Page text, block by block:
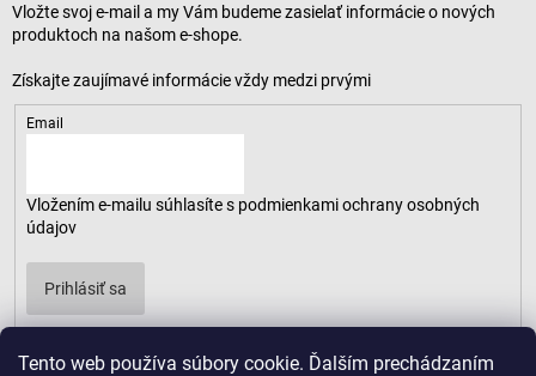
Tento web používa súbory cookie. Ďalším prechádzaním
Vložte svoj e-mail a my Vám budeme zasielať informácie o nových
produktoch na našom e-shope.
Email
Vložením e-mailu súhlasíte s podmienkami ochrany osobných
údajov
Prihlásiť sa